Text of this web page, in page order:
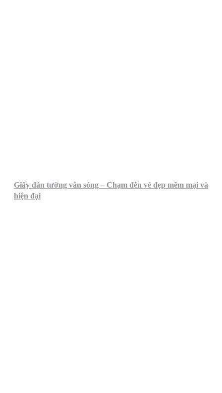
Giấy dán tường vân sóng – Chạm đến vẻ đẹp mềm mại và
hiện đại